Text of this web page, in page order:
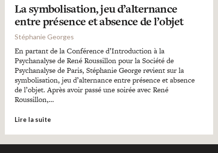
La symbolisation, jeu d’alternance
entre présence et absence de l’objet
Stéphanie Georges
En partant de la Conférence d’Introduction à la
Psychanalyse de René Roussillon pour la Société de
Psychanalyse de Paris, Stéphanie George revient sur la
symbolisation, jeu d’alternance entre présence et absence
de l’objet. Après avoir passé une soirée avec René
Roussillon,…
Lire la suite